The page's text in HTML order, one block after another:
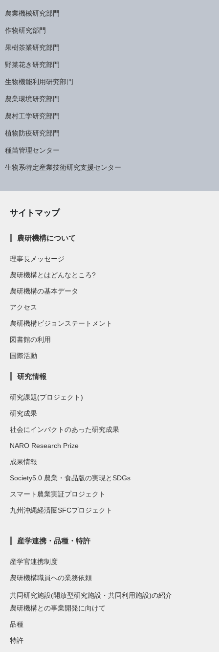
農業機械研究部門
作物研究部門
果樹茶業研究部門
野菜花き研究部門
生物機能利用研究部門
農業環境研究部門
農村工学研究部門
植物防疫研究部門
種苗管理センター
生物系特定産業技術研究支援センター
サイトマップ
農研機構について
理事長メッセージ
農研機構とはどんなところ?
農研機構の基本データ
アクセス
農研機構ビジョンステートメント
図書館の利用
国際活動
研究情報
研究課題(プロジェクト)
研究成果
社会にインパクトのあった研究成果
NARO Research Prize
成果情報
Society5.0 農業・食品版の実現とSDGs
スマート農業実証プロジェクト
九州沖縄経済圏SFCプロジェクト
産学連携・品種・特許
産学官連携制度
農研機構職員への業務依頼
共同研究施設(開放型研究施設・共同利用施設)の紹介
農研機構との事業開発に向けて
品種
特許